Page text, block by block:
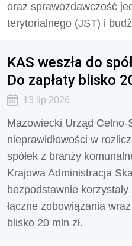
oraz sprawozdawczość
terytorialnego (JST) i
KAS weszła do
Do zapłaty blisko
13 lip 2026
Mazowiecki Urząd Celno-
nieprawidłowości w
spółek z branży
Krajowa Administracja
bezpodstawnie
łączne zobowiązania
blisko 20 mln zł.